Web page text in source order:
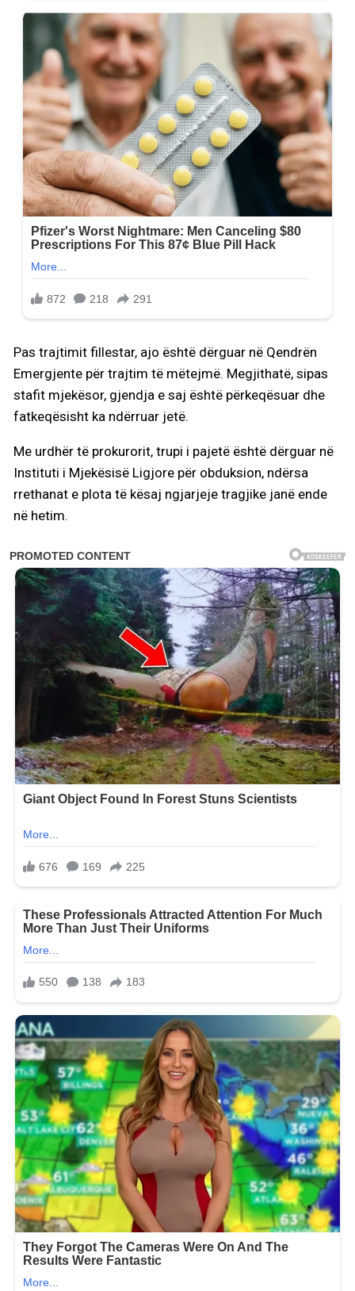
Pas trajtimit fillestar, ajo është dërguar në Qendrën
Emergjente për trajtim të mëtejmë. Megjithatë, sipas
stafit mjekësor, gjendja e saj është përkeqësuar dhe
fatkeqësisht ka ndërruar jetë.
Me urdhër të prokurorit, trupi i pajetë është dërguar në
Instituti i Mjekësisë Ligjore për obduksion, ndërsa
rrethanat e plota të kësaj ngjarjeje tragjike janë ende
në hetim.